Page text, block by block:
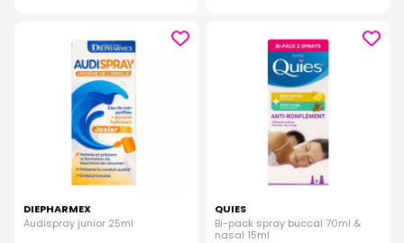
DIEPHARMEX
Audispray junior 25ml
QUIES
Bi-pack spray buccal 70ml &
nasal 15ml